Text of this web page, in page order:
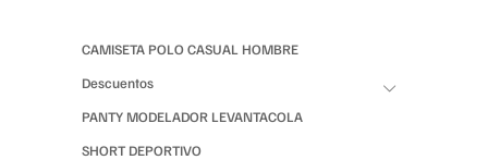
CAMISETA POLO CASUAL HOMBRE
Descuentos
PANTY MODELADOR LEVANTACOLA
SHORT DEPORTIVO